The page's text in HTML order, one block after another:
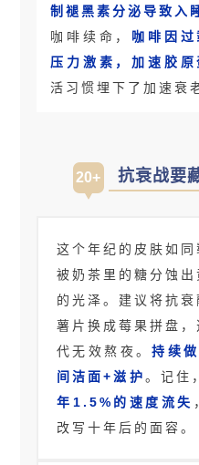
制褪黑素分泌导致入
咖啡续命，
咖啡因
压力激素，加速胶原
活习惯埋下了加速衰
20+ 抗衰战要
这个年纪的皮肤如
被奶茶里的糖分蚀
的光泽。建议将抗
薯片换成莓果拼盘
代无效熬夜。持续
间洁面+滋护。记住
年1.5%的速度流失
改写十年后的面容。